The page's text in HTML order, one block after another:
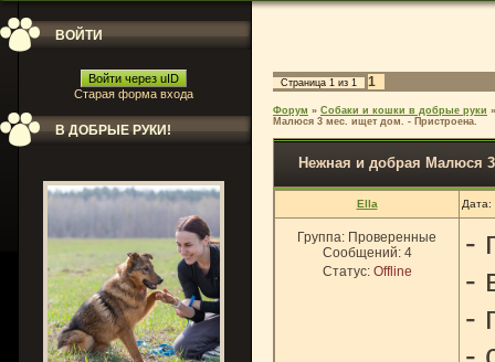
ВОЙТИ
Войти через uID
Старая форма входа
В ДОБРЫЕ РУКИ!
Страница 1 из 1 1
Форум » Собаки и кошки в добрые руки »
Малюся 3 мес. ищет дом. - Пристроена.
Нежная и добрая Малюся
Ella Дата:
Группа: Проверенные
Сообщений: 4
Статус: Offline
-
-
-